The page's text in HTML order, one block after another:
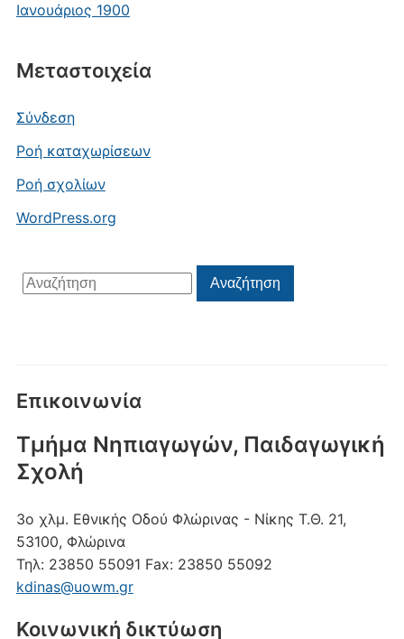
Ιανουάριος 1900
Μεταστοιχεία
Σύνδεση
Ροή καταχωρίσεων
Ροή σχολίων
WordPress.org
Αναζήτηση
για:
Αναζήτηση
Επικοινωνία
Τμήμα Νηπιαγωγών, Παιδαγωγική
Σχολή
3ο χλμ. Εθνικής Οδού Φλώρινας - Νίκης Τ.Θ. 21,
53100, Φλώρινα
Τηλ: 23850 55091 Fax: 23850 55092
kdinas@uowm.gr
Κοινωνική δικτύωση